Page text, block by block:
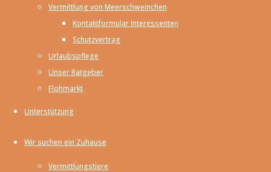
Vermittlung von Meerschweinchen
Kontaktformular Interessenten
Schutzvertrag
Urlaubspflege
Unser Ratgeber
Flohmarkt
Unterstützung
Wir suchen ein Zuhause
Vermittlungstiere
Wartezeit. Sobald
diese beendet ist,
suche ich ein tolles
Meerschweinchenhilfe